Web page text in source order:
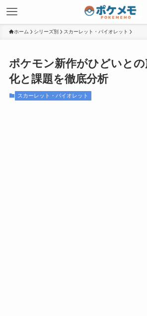
ホーム シリーズ別 スカーレット・バイオレット
ポケモン新作がひどいと
化と課題を徹底分析
スカーレット・バイオレット